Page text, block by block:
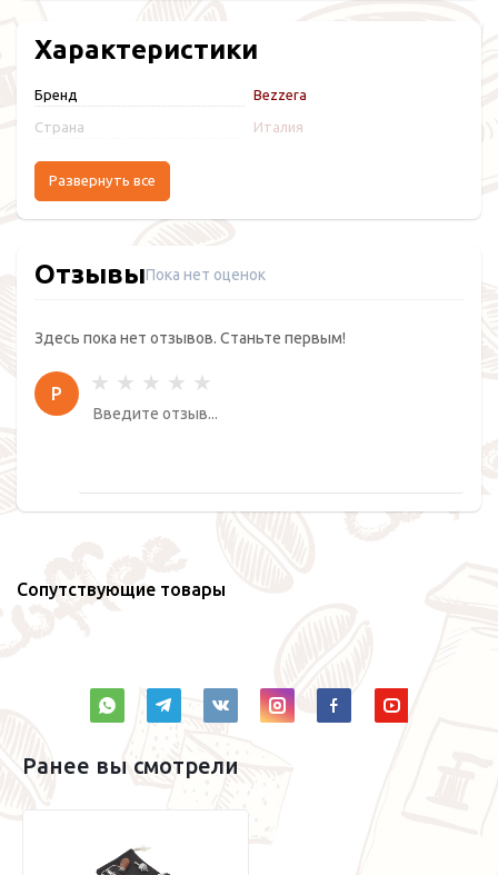
Характеристики
Бренд Bezzera
Страна Италия
Развернуть все
ОтзывыПока нет оценок
Здесь пока нет отзывов. Станьте первым!
Р
Сопутствующие товары
Ранее вы смотрели